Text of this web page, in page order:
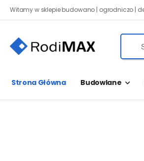
Witamy w sklepie budowano | ogrodniczo |
Strona Główna Budowlane